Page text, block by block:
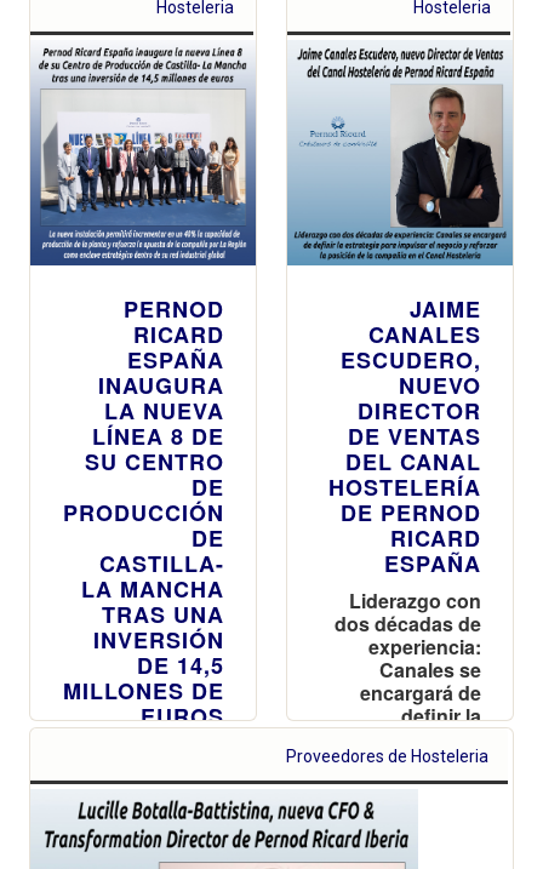
Hosteleria
PERNOD
RICARD
ESPAÑA
INAUGURA
LA NUEVA
LÍNEA 8 DE
SU CENTRO
DE
PRODUCCIÓN
DE
CASTILLA-
LA MANCHA
TRAS UNA
INVERSIÓN
DE 14,5
MILLONES DE
EUROS
instalación
permitirá
incrementar en
un 40% la
Hosteleria
JAIME
CANALES
ESCUDERO,
NUEVO
DIRECTOR
DE VENTAS
DEL CANAL
HOSTELERÍA
DE PERNOD
RICARD
ESPAÑA
Liderazgo con
dos décadas de
experiencia:
Canales se
encargará de
definir la
impulsar el
negocio y
posición de la
compañía en el
Proveedores de Hosteleria